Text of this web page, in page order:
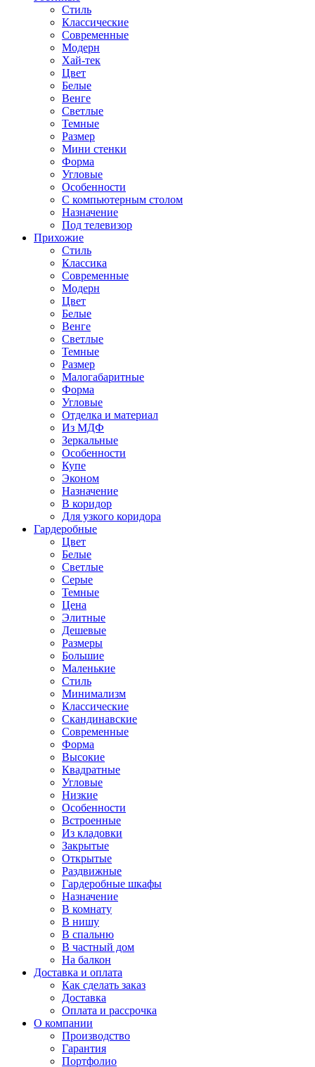
Стиль
Классические
Современные
Модерн
Хай-тек
Цвет
Белые
Венге
Светлые
Темные
Размер
Мини стенки
Форма
Угловые
Особенности
С компьютерным столом
Назначение
Под телевизор
Прихожие
Стиль
Классика
Современные
Модерн
Цвет
Белые
Венге
Светлые
Темные
Размер
Малогабаритные
Форма
Угловые
Отделка и материал
Из МДФ
Зеркальные
Особенности
Купе
Эконом
Назначение
В коридор
Для узкого коридора
Гардеробные
Цвет
Белые
Светлые
Серые
Темные
Цена
Элитные
Дешевые
Размеры
Большие
Маленькие
Стиль
Минимализм
Классические
Скандинавские
Современные
Форма
Высокие
Квадратные
Угловые
Низкие
Особенности
Встроенные
Из кладовки
Закрытые
Открытые
Раздвижные
Гардеробные шкафы
Назначение
В комнату
В нишу
В спальню
В частный дом
На балкон
Доставка и оплата
Как сделать заказ
Доставка
Оплата и рассрочка
О компании
Производство
Гарантия
Портфолио